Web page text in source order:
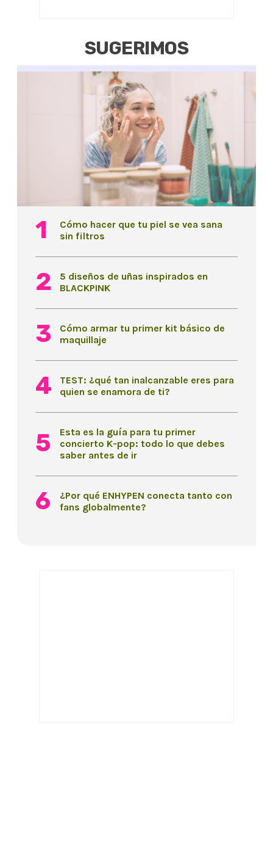
SUGERIMOS
Cómo hacer que tu piel se vea sana
sin filtros
5 diseños de uñas inspirados en
BLACKPINK
Cómo armar tu primer kit básico de
maquillaje
TEST: ¿qué tan inalcanzable eres para
quien se enamora de ti?
Esta es la guía para tu primer
concierto K-pop: todo lo que debes
saber antes de ir
¿Por qué ENHYPEN conecta tanto con
fans globalmente?